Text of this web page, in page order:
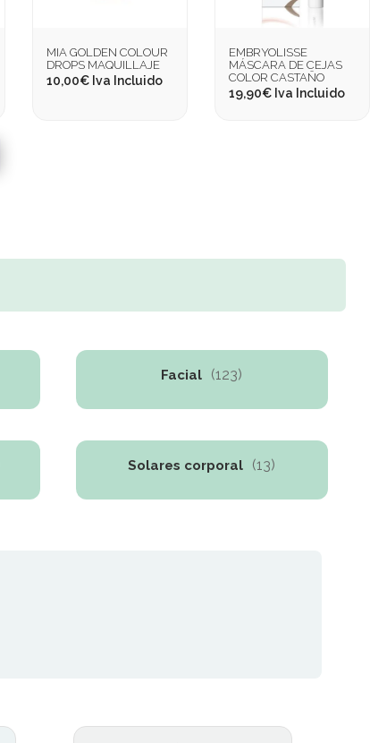
MIA GOLDEN COLOUR
DROPS MAQUILLAJE
10,00€ Iva Incluido
EMBRYOLISSE
MÁSCARA DE CEJAS
COLOR CASTAÑO
19,90€ Iva Incluido
Facial (123)
Solares corporal (13)